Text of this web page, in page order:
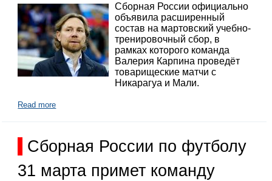
Сборная России официально
объявила расширенный
состав на мартовский учебно-
тренировочный сбор, в
рамках которого команда
Валерия Карпина проведёт
товарищеские матчи с
Никарагуа и Мали.
Read more
Сборная России по футболу
31 марта примет команду